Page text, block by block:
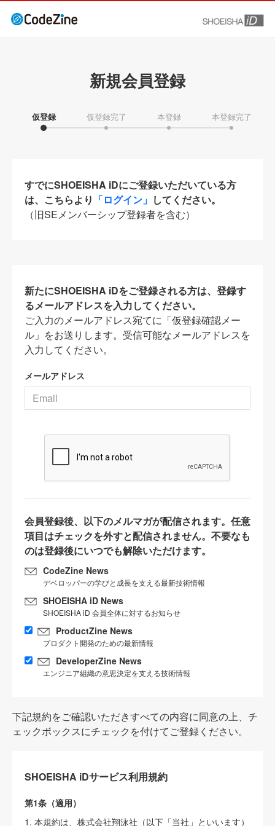
新規会員登録
仮登録 仮登録完了 本登録 本登録完了
すでにSHOEISHA iDにご登録いただいている方
は、こちらより 「ログイン」 してください。
（旧SEメンバーシップ登録者を含む）
新たにSHOEISHA iDをご登録される方は、登録す
るメールアドレスを入力してください。
ご入力のメールアドレス宛てに「仮登録確認メー
ル」をお送りします。受信可能なメールアドレスを
入力してください。
メールアドレス
会員登録後、以下のメルマガが配信されます。任意
項目はチェックを外すと配信されません。不要なも
のは登録後にいつでも解除いただけます。
CodeZine News
デベロッパーの学びと成長を支える最新技術情報
SHOEISHA iD News
SHOEISHA iD 会員全体に対するお知らせ
ProductZine News
プロダクト開発のための最新情報
DeveloperZine News
エンジニア組織の意思決定を支える技術情報
下記規約をご確認いただきすべての内容に同意の上、チ
ェックボックスにチェックを付けてご登録ください。
SHOEISHA iDサービス利用規約
第1条（適用）
1. 本規約は、株式会社翔泳社（以下「当社」といいます）